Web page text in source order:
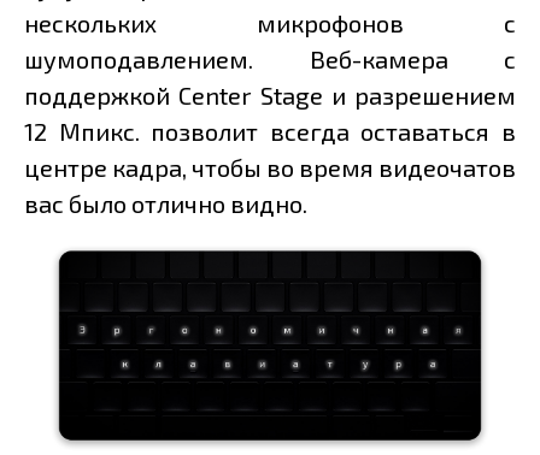
нескольких микрофонов с
шумоподавлением. Веб-камера с
поддержкой Center Stage и разрешением
12 Мпикс. позволит всегда оставаться в
центре кадра, чтобы во время видеочатов
вас было отлично видно.